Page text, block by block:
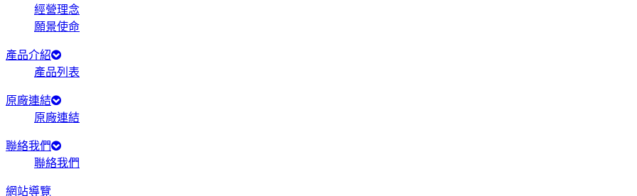
經營理念
願景使命
產品介紹
產品列表
原廠連結
原廠連結
聯絡我們
聯絡我們
網站導覽